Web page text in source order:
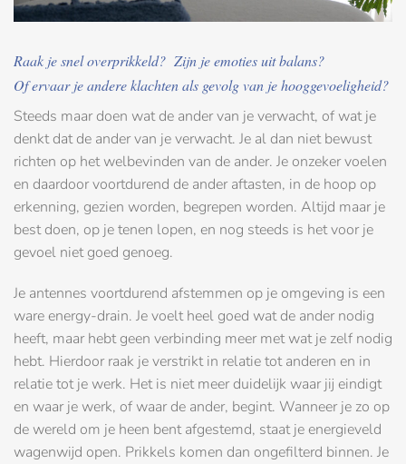
Raak je snel overprikkeld? Zijn je emoties uit balans?
Of ervaar je andere klachten als gevolg van je hooggevoeligheid?
Steeds maar doen wat de ander van je verwacht, of wat je
denkt dat de ander van je verwacht. Je al dan niet bewust
richten op het welbevinden van de ander. Je onzeker voelen
en daardoor voortdurend de ander aftasten, in de hoop op
erkenning, gezien worden, begrepen worden. Altijd maar je
best doen, op je tenen lopen, en nog steeds is het voor je
gevoel niet goed genoeg.
Je antennes voortdurend afstemmen op je omgeving is een
ware energy-drain. Je voelt heel goed wat de ander nodig
heeft, maar hebt geen verbinding meer met wat je zelf nodig
hebt. Hierdoor raak je verstrikt in relatie tot anderen en in
relatie tot je werk. Het is niet meer duidelijk waar jij eindigt
en waar je werk, of waar de ander, begint. Wanneer je zo op
de wereld om je heen bent afgestemd, staat je energieveld
wagenwijd open. Prikkels komen dan ongefilterd binnen. Je